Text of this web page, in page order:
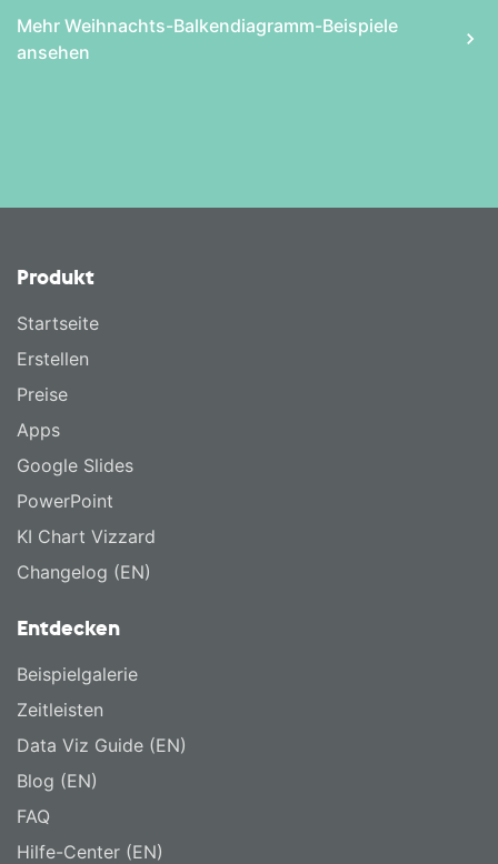
Mehr Weihnachts-Balken­diagramm-Beispiele
ansehen
Produkt
Startseite
Erstellen
Preise
Apps
Google Slides
PowerPoint
KI Chart Vizzard
Changelog (EN)
Entdecken
Beispielgalerie
Zeitleisten
Data Viz Guide (EN)
Blog (EN)
FAQ
Hilfe-Center (EN)